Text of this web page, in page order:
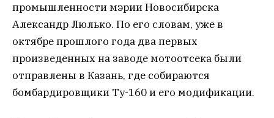
промышленности мэрии Новосибирска
Александр Люлько. По его словам, уже в
октябре прошлого года два первых
произведенных на заводе мотоотсека были
отправлены в Казань, где собираются
бомбардировщики Ту-160 и его модификации.